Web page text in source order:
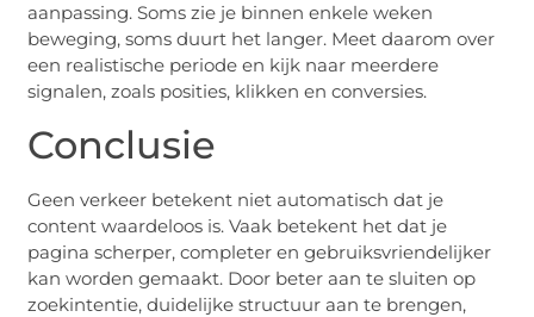
aanpassing. Soms zie je binnen enkele weken
beweging, soms duurt het langer. Meet daarom over
een realistische periode en kijk naar meerdere
signalen, zoals posities, klikken en conversies.
Conclusie
Geen verkeer betekent niet automatisch dat je
content waardeloos is. Vaak betekent het dat je
pagina scherper, completer en gebruiksvriendelijker
kan worden gemaakt. Door beter aan te sluiten op
zoekintentie, duidelijke structuur aan te brengen,